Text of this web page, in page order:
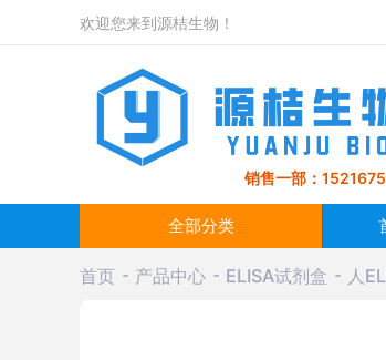
欢迎您来到源桔生物！
销售一部：
全部分类
首页 产品中心 ELISA试剂盒 人